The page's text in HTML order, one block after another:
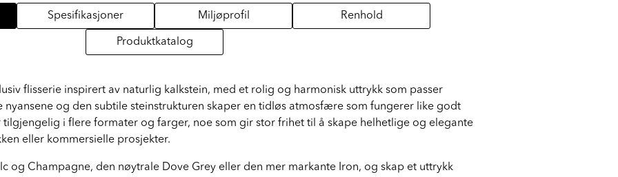
Spesifikasjoner Miljøprofil Renhold
Produktkatalog
flisserie inspirert av naturlig kalkstein, med et rolig og harmonisk uttrykk som passer
nyansene og den subtile steinstrukturen skaper en tidløs atmosfære som fungerer like godt
tilgjengelig i flere formater og farger, noe som gir stor frihet til å skape helhetlige og elegante
eller kommersielle prosjekter.
og Champagne, den nøytrale Dove Grey eller den mer markante Iron, og skap et uttrykk